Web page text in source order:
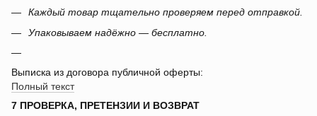
Каждый товар тщательно проверяем перед отправкой.
Упаковываем надёжно — бесплатно.
Выписка из договора публичной оферты:
Полный текст
7 ПРОВЕРКА, ПРЕТЕНЗИИ И ВОЗВРАТ